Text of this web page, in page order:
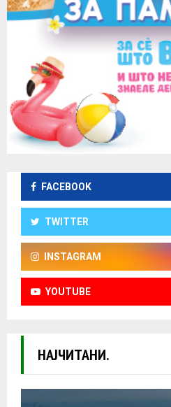
FACEBOOK
TWITTER
INSTAGRAM
YOUTUBE
НАЈЧИТАНИ.